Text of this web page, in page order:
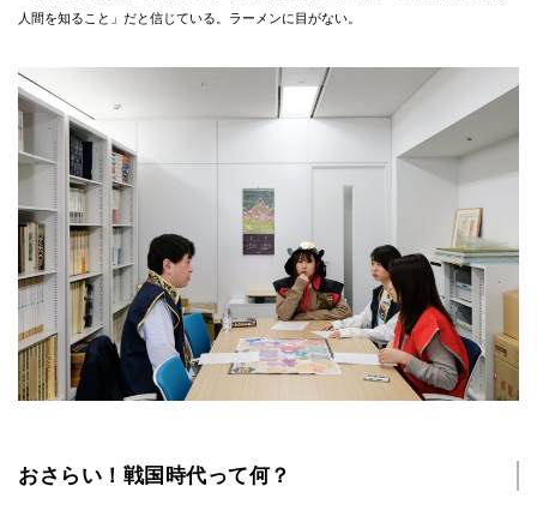
人間を知ること」だと信じている。ラーメンに目がない。
おさらい！戦国時代って何？